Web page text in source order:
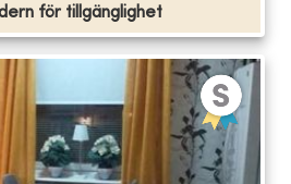
för tillgänglighet